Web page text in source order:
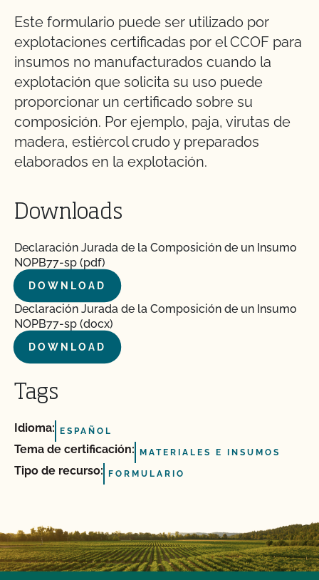
Este formulario puede ser utilizado por
explotaciones certificadas por el CCOF para
insumos no manufacturados cuando la
explotación que solicita su uso puede
proporcionar un certificado sobre su
composición. Por ejemplo, paja, virutas de
madera, estiércol crudo y preparados
elaborados en la explotación.
Downloads
Declaración Jurada de la Composición de un Insumo
NOPB77-sp (pdf)
DOWNLOAD
Declaración Jurada de la Composición de un Insumo
NOPB77-sp (docx)
DOWNLOAD
Tags
Idioma: ESPAÑOL
Tema de certificación: MATERIALES E INSUMOS
Tipo de recurso: FORMULARIO